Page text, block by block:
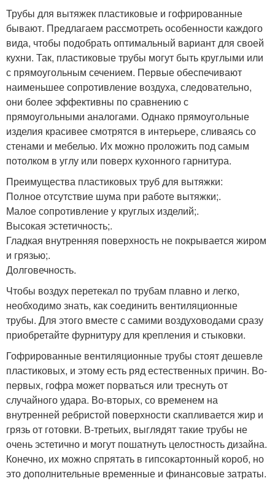
Трубы для вытяжек пластиковые и гофрированные
бывают. Предлагаем рассмотреть особенности каждого
вида, чтобы подобрать оптимальный вариант для своей
кухни. Так, пластиковые трубы могут быть круглыми или
с прямоугольным сечением. Первые обеспечивают
наименьшее сопротивление воздуха, следовательно,
они более эффективны по сравнению с
прямоугольными аналогами. Однако прямоугольные
изделия красивее смотрятся в интерьере, сливаясь со
стенами и мебелью. Их можно проложить под самым
потолком в углу или поверх кухонного гарнитура.
Преимущества пластиковых труб для вытяжки:
Полное отсутствие шума при работе вытяжки;.
Малое сопротивление у круглых изделий;.
Высокая эстетичность;.
Гладкая внутренняя поверхность не покрывается жиром
и грязью;.
Долговечность.
Чтобы воздух перетекал по трубам плавно и легко,
необходимо знать, как соединить вентиляционные
трубы. Для этого вместе с самими воздуховодами сразу
приобретайте фурнитуру для крепления и стыковки.
Гофрированные вентиляционные трубы стоят дешевле
пластиковых, и этому есть ряд естественных причин. Во-
первых, гофра может порваться или треснуть от
случайного удара. Во-вторых, со временем на
внутренней ребристой поверхности скапливается жир и
грязь от готовки. В-третьих, выглядят такие трубы не
очень эстетично и могут пошатнуть целостность дизайна.
Конечно, их можно спрятать в гипсокартонный короб, но
это дополнительные временные и финансовые затраты.